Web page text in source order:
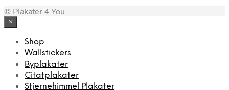
© Plakater 4 You
×
Shop
Wallstickers
Byplakater
Citatplakater
Stjernehimmel Plakater